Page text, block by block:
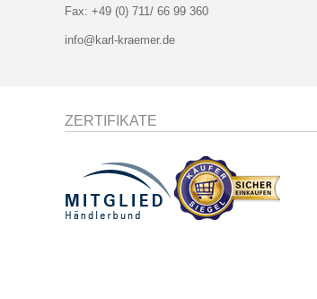
Fax: +49 (0) 711/ 66 99 360
info@karl-kraemer.de
ZERTIFIKATE